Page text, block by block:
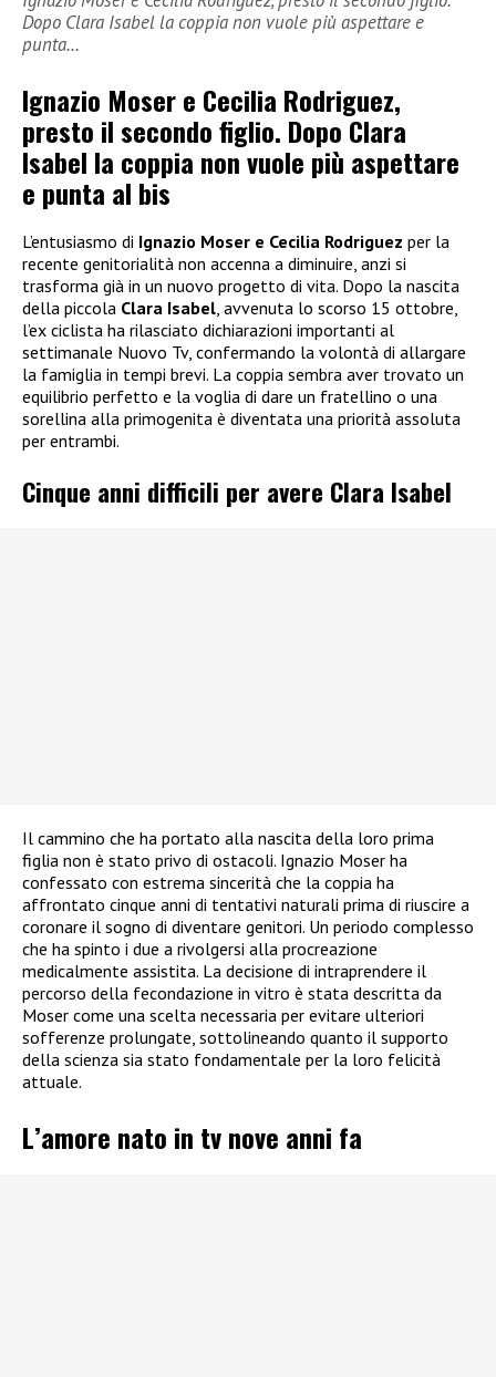
Dopo Clara Isabel la coppia non vuole più aspettare e
punta…
Ignazio Moser e Cecilia Rodriguez,
presto il secondo figlio. Dopo Clara
Isabel la coppia non vuole più aspettare
e punta al bis
L’entusiasmo di Ignazio Moser e Cecilia Rodriguez per la
recente genitorialità non accenna a diminuire, anzi si
trasforma già in un nuovo progetto di vita. Dopo la nascita
della piccola Clara Isabel, avvenuta lo scorso 15 ottobre,
l’ex ciclista ha rilasciato dichiarazioni importanti al
settimanale Nuovo Tv, confermando la volontà di allargare
la famiglia in tempi brevi. La coppia sembra aver trovato un
equilibrio perfetto e la voglia di dare un fratellino o una
sorellina alla primogenita è diventata una priorità assoluta
per entrambi.
Cinque anni difficili per avere Clara Isabel
Il cammino che ha portato alla nascita della loro prima
figlia non è stato privo di ostacoli. Ignazio Moser ha
confessato con estrema sincerità che la coppia ha
affrontato cinque anni di tentativi naturali prima di riuscire a
coronare il sogno di diventare genitori. Un periodo complesso
che ha spinto i due a rivolgersi alla procreazione
medicalmente assistita. La decisione di intraprendere il
percorso della fecondazione in vitro è stata descritta da
Moser come una scelta necessaria per evitare ulteriori
sofferenze prolungate, sottolineando quanto il supporto
della scienza sia stato fondamentale per la loro felicità
attuale.
L’amore nato in tv nove anni fa